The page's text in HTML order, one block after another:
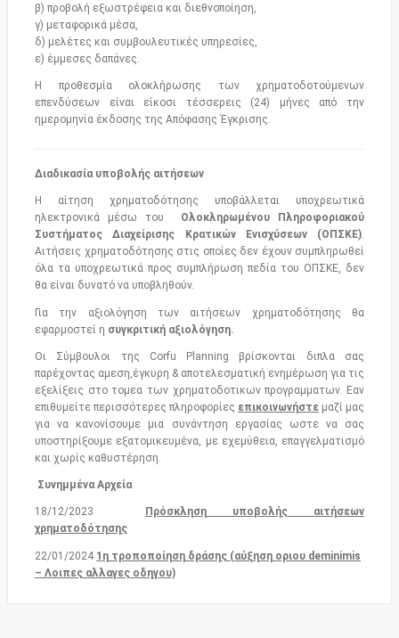
β) προβολή εξωστρέφεια και διεθνοποίηση,
γ) μεταφορικά μέσα,
δ) μελέτες και συμβουλευτικές υπηρεσίες,
ε) έμμεσες δαπάνες.
Η προθεσμία ολοκλήρωσης των χρηματοδοτούμενων
επενδύσεων είναι είκοσι τέσσερεις (24) μήνες από την
ημερομηνία έκδοσης της Απόφασης Έγκρισης.
Διαδικασία υποβολής αιτήσεων
Η αίτηση χρηματοδότησης υποβάλλεται υποχρεωτικά
ηλεκτρονικά μέσω του Ολοκληρωμένου Πληροφοριακού
Συστήματος Διαχείρισης Κρατικών Ενισχύσεων (ΟΠΣΚΕ).
Αιτήσεις χρηματοδότησης στις οποίες δεν έχουν συμπληρωθεί
όλα τα υποχρεωτικά προς συμπλήρωση πεδία του ΟΠΣΚΕ, δεν
θα είναι δυνατό να υποβληθούν.
Για την αξιολόγηση των αιτήσεων χρηματοδότησης θα
εφαρμοστεί η συγκριτική αξιολόγηση.
Οι Σύμβουλοι της Corfu Planning βρίσκονται διπλα σας
παρέχοντας αμεση,έγκυρη & αποτελεσματική ενημέρωση για τις
εξελίξεις στο τομεα των χρηματοδοτικων προγραμματων. Εαν
επιθυμείτε περισσότερες πληροφορίες επικοινωνήστε μαζί μας
για να κανονίσουμε μια συνάντηση εργασίας ωστε να σας
υποστηρίξουμε εξατομικευμένα, με εχεμύθεια, επαγγελματισμό
και χωρίς καθυστέρηση.
Συνημμένα Αρχεία
18/12/2023
Πρόσκληση υποβολής αιτήσεων
χρηματοδότησης
22/01/2024 1η τροποποίηση δράσης (αύξηση οριου deminimis
– Λοιπες αλλαγες οδηγου)